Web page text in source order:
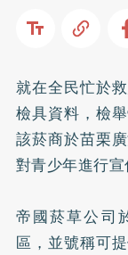
就在全民忙於
檢具資料，檢
該菸商於苗栗
對青少年進行宣
帝國菸草公司
區，並號稱可